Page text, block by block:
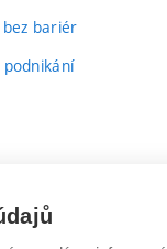
bariér